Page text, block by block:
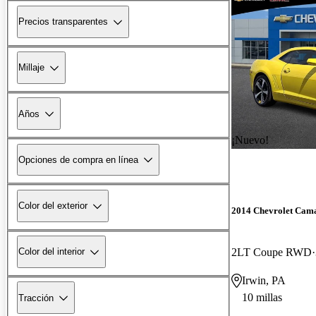
Precios transparentes
Millaje
Años
Opciones de compra en línea
Color del exterior
Color del interior
Tracción
¡Nuevo!
2014 Chevrolet
2LT Coupe RWD
Irwin, PA
10 millas